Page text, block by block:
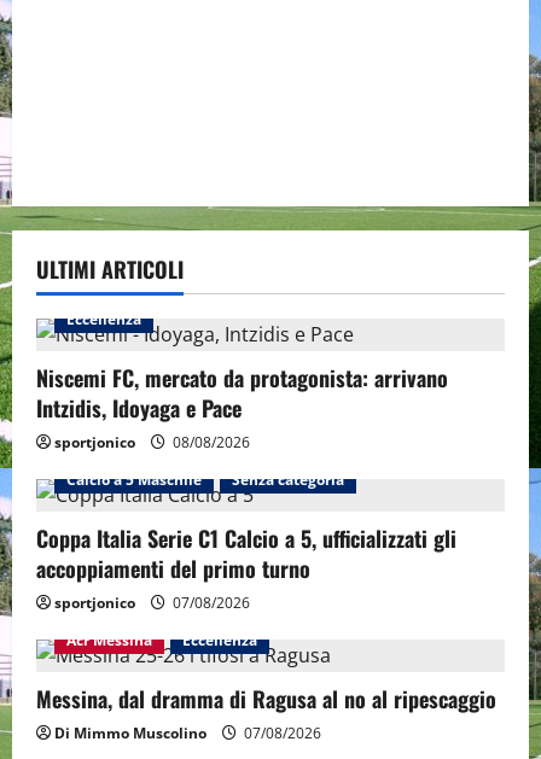
ULTIMI ARTICOLI
Eccellenza
Niscemi FC, mercato da protagonista: arrivano
Intzidis, Idoyaga e Pace
sportjonico
08/08/2026
Calcio a 5 Maschile
Senza categoria
Coppa Italia Serie C1 Calcio a 5, ufficializzati gli
accoppiamenti del primo turno
sportjonico
07/08/2026
Acr Messina
Eccellenza
Messina, dal dramma di Ragusa al no al ripescaggio
Di Mimmo Muscolino
07/08/2026